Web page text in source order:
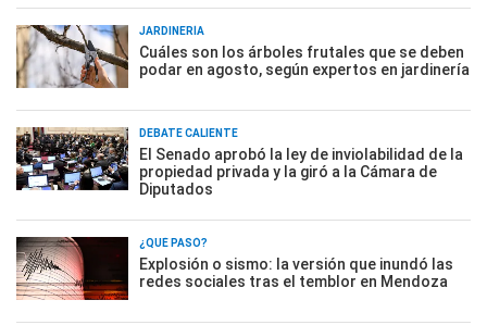
JARDINERÍA
Cuáles son los árboles frutales que se deben
podar en agosto, según expertos en jardinería
DEBATE CALIENTE
El Senado aprobó la ley de inviolabilidad de la
propiedad privada y la giró a la Cámara de
Diputados
¿QUÉ PASÓ?
Explosión o sismo: la versión que inundó las
redes sociales tras el temblor en Mendoza